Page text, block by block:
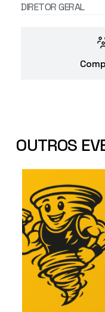
DIRETOR GERAL
OUTROS